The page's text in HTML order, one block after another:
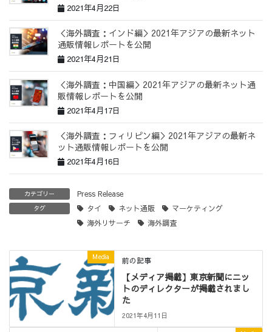
2021年4月22日
＜海外調査：インド編＞2021年アジアの最新ネット
通販情報レポートを公開
2021年4月21日
＜海外調査：中国編＞2021年アジアの最新ネット通
販情報レポートを公開
2021年4月17日
＜海外調査：フィリピン編＞2021年アジアの最新ネ
ット通販情報レポートを公開
2021年4月16日
カテゴリー Press Release
タグ タイ ネット通販
マーケティング
海外リサーチ
海外調査
Media 前の記事
【メディア掲載】東京新聞にニッ
トのディレクターが掲載されまし
た
2021年4月11日